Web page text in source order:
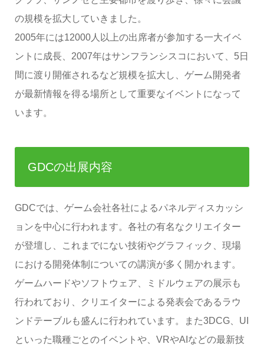
の規模を拡大していきました。
2005年には12000人以上の出席者が参加する一大イベ
ントに成長、2007年はサンフランシスコにおいて、5日
間に渡り開催されるなど規模を拡大し、ゲーム開発者
が最新情報を得る場所として重要なイベントになって
います。
GDCの出展内容
GDCでは、ゲーム会社各社によるパネルディスカッシ
ョンを中心に行われます。各社の有名なクリエイター
が登壇し、これまでにない技術やグラフィック、現場
における開発体制についての講演が多く開かれます。
ゲームハードやソフトウェア、ミドルウェアの展示も
行われており、クリエイターによる発表会であるラウ
ンドテーブルも盛んに行われています。また3DCG、UI
といった職種ごとのイベントや、VRやAIなどの最新技